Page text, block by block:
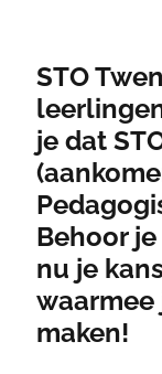
STO
je dat
Behoor
nu je
maken!